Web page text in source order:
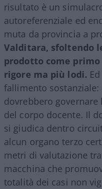
risultato è un
autoreferenziale ed
muta da provincia a
Valditara, sfoltendo
prodotto come
rigore ma più lodi.
fallimento
dovrebbero
del corpo docente. Il
si giudica dentro
alcun organo terzo
metri di valutazione
macchina che
totalità dei casi non